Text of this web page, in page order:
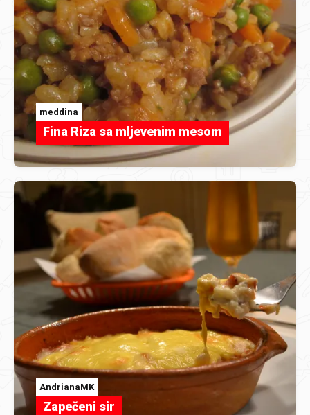
meddina
Fina Riza sa mljevenim mesom
AndrianaMK
Zapečeni sir